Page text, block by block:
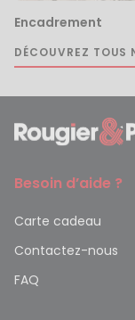
Encadrement
DÉCOUVREZ TOUS
Besoin d’aide ?
Carte cadeau
Contactez-nous
FAQ